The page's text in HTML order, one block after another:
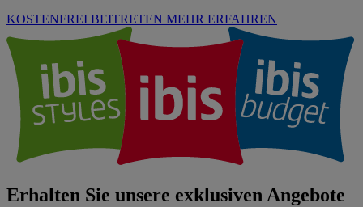
KOSTENFREI BEITRETEN MEHR ERFAHREN
Erhalten Sie unsere exklusiven Angebote